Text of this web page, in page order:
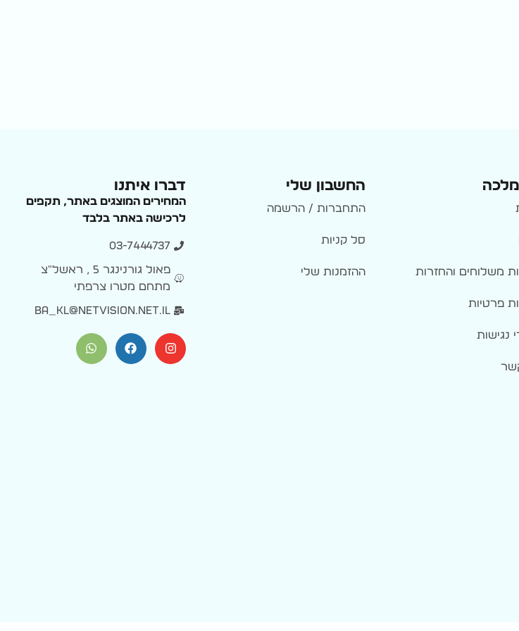
מלכה
משלוחים והחזרות
פרטיות
נגישות
החשבון שלי
התחברות / הרשמה
סל קניות
ההזמנות שלי
דברו איתנו
המחירים המוצגים באתר, תקפים
לרכישה באתר בלבד
03-7444737
פאול גורנינגר 5 , ראשל״צ
מתחם מטרו צרפתי
ba_kl@netvision.net.il